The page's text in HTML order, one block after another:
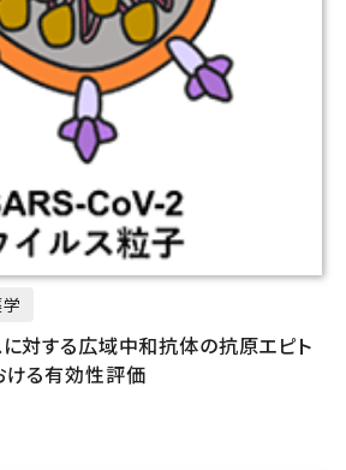
対する広域中和抗体の抗原エピト
ける有効性評価